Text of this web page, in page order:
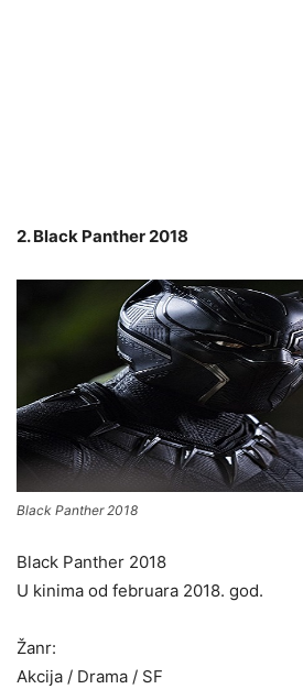
2. Black Panther 2018
Black Panther 2018
Black Panther 2018
U kinima od februara 2018. god.
Žanr:
Akcija / Drama / SF